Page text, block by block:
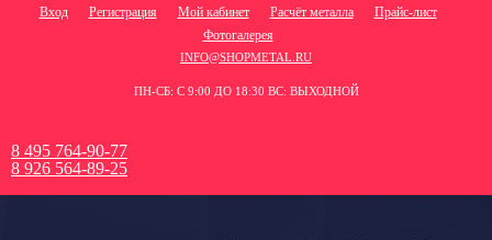
Вход Регистрация Мой кабинет Расчёт металла
Прайс-лист
Фотогалерея
INFO@SHOPMETAL.RU
ПН-СБ: С 9:00 ДО 18:30 ВС: ВЫХОДНОЙ
8 495 764-90-77
8 926 564-89-25